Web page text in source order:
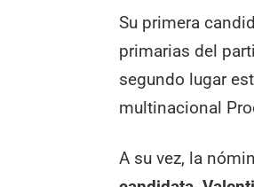
Su primera
primarias del
segundo lugar
multinacional
A su vez, la